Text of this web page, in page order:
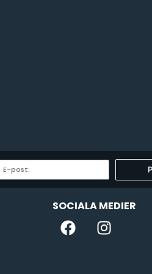
SOCIALA MEDIER